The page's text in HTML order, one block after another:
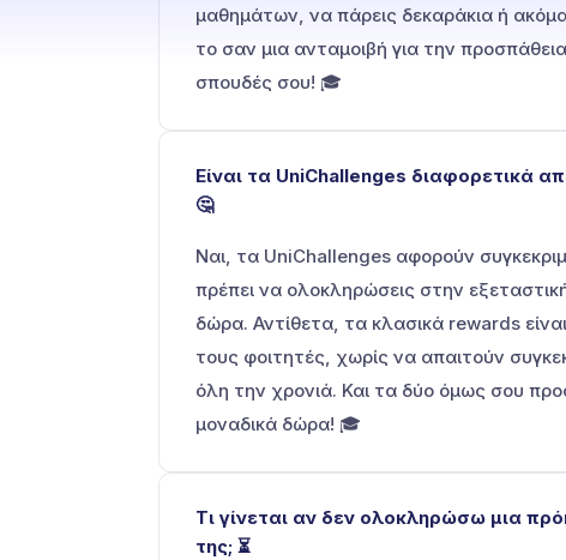
μαθημάτων, να πάρεις δεκαράκια ή
το σαν μια ανταμοιβή για την
σπουδές σου! 🎓
Είναι τα UniChallenges διαφορετικά
🤔
Ναι, τα UniChallenges αφορούν
πρέπει να ολοκληρώσεις στην
δώρα. Αντίθετα, τα κλασικά rewards
τους φοιτητές, χωρίς να απαιτούν
όλη την χρονιά. Και τα δύο όμως σου
μοναδικά δώρα! 🎓
Τι γίνεται αν δεν ολοκληρώσω μια
της; ⏳